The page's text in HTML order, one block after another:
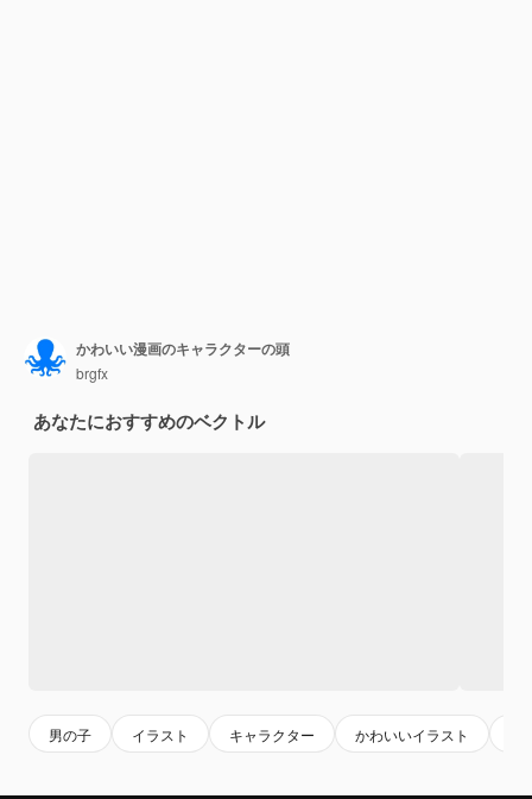
かわいい漫画のキャラクターの頭
brgfx
あなたにおすすめのベクトル
男の子 イラスト キャラクター かわいいイラスト